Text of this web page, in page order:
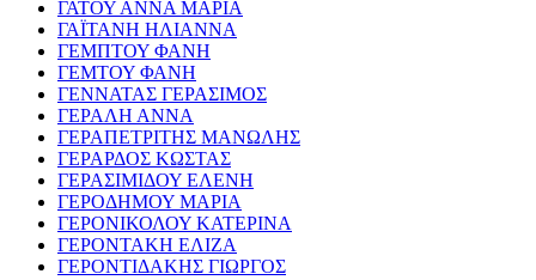
ΓΑΤΟΥ ΑΝΝΑ ΜΑΡΙΑ
ΓΑΪΤΑΝΗ ΗΛΙΑΝΝΑ
ΓΕΜΠΤΟΥ ΦΑΝΗ
ΓΕΜΤΟΥ ΦΑΝΗ
ΓΕΝΝΑΤΑΣ ΓΕΡΑΣΙΜΟΣ
ΓΕΡΑΛΗ ΑΝΝΑ
ΓΕΡΑΠΕΤΡΙΤΗΣ ΜΑΝΩΛΗΣ
ΓΕΡΑΡΔΟΣ ΚΩΣΤΑΣ
ΓΕΡΑΣΙΜΙΔΟΥ ΕΛΕΝΗ
ΓΕΡΟΔΗΜΟΥ ΜΑΡΙΑ
ΓΕΡΟΝΙΚΟΛΟΥ ΚΑΤΕΡΙΝΑ
ΓΕΡΟΝΤΑΚΗ ΕΛΙΖΑ
ΓΕΡΟΝΤΙΔΑΚΗΣ ΓΙΩΡΓΟΣ